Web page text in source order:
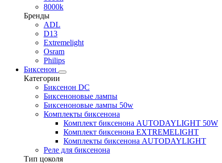
8000k
Бренды
ADL
D13
Extremelight
Osram
Philips
Биксенон
Категории
Биксенон DC
Биксеноновые лампы
Биксеноновые лампы 50w
Комплекты биксенона
Комплект биксенона AUTODAYLIGHT 50W
Комплект биксенона EXTREMELIGHT
Комплекты биксенона AUTODAYLIGHT
Реле для биксенона
Тип цоколя